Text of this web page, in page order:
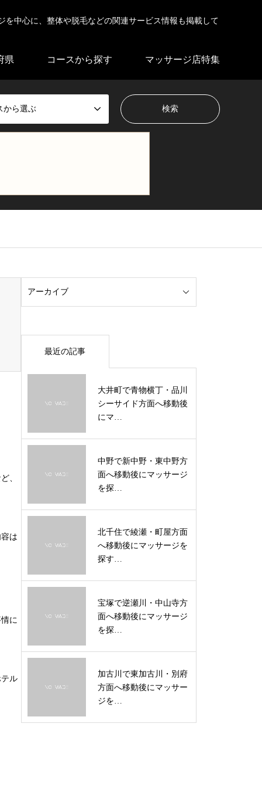
中心に、整体や脱毛などの関連サービス情報も掲載して
県 コースから探す マッサージ店特集
から選ぶ
、
は
に
ル
最近の記事
大井町で青物横丁・品川
シーサイド方面へ移動後
にマ…
中野で新中野・東中野方
面へ移動後にマッサージ
を探…
北千住で綾瀬・町屋方面
へ移動後にマッサージを
探す…
宝塚で逆瀬川・中山寺方
面へ移動後にマッサージ
を探…
加古川で東加古川・別府
方面へ移動後にマッサー
ジを…